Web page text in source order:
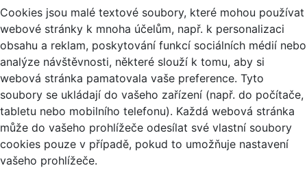
Cookies jsou malé textové soubory, které mohou používat
webové stránky k mnoha účelům, např. k personalizaci
obsahu a reklam, poskytování funkcí sociálních médií nebo
analýze návštěvnosti, některé slouží k tomu, aby si
webová stránka pamatovala vaše preference. Tyto
soubory se ukládají do vašeho zařízení (např. do počítače,
tabletu nebo mobilního telefonu). Každá webová stránka
může do vašeho prohlížeče odesílat své vlastní soubory
cookies pouze v případě, pokud to umožňuje nastavení
vašeho prohlížeče.